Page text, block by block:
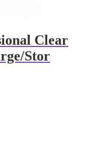
Clear
Stor